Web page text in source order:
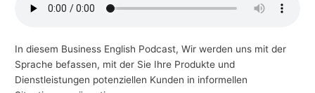
In diesem Business English Podcast, Wir werden uns mit der
Sprache befassen, mit der Sie Ihre Produkte und
Dienstleistungen potenziellen Kunden in informellen